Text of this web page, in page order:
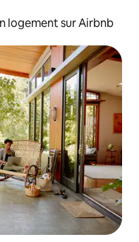
logement sur Airbnb